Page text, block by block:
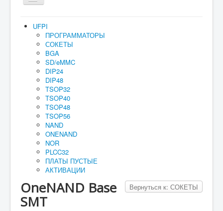
выключить
Главная
Руководство
Как купить
Для юридических лиц
Оплата и доставка
Мои заказы
Прайс-лист
Реквизиты
Гарантия
UFPI
ПРОГРАММАТОРЫ
СОКЕТЫ
BGA
SD/eMMC
DIP24
DIP48
TSOP32
TSOP40
TSOP48
TSOP56
NAND
ONENAND
NOR
PLCC32
ПЛАТЫ ПУСТЫЕ
АКТИВАЦИИ
Вернуться к: СОКЕТЫ
OneNAND Base
SMT